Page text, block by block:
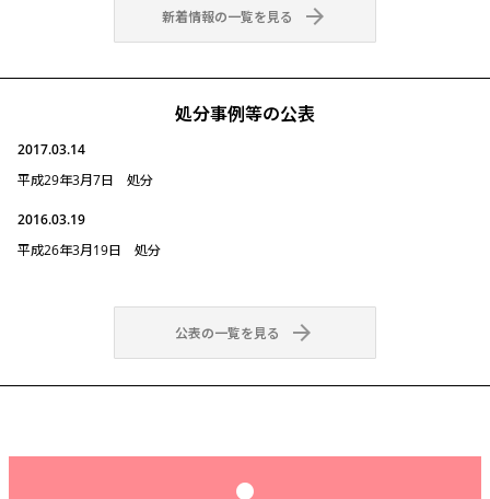
新着情報の一覧を見る 
処分事例等の公表
2017.03.14
平成29年3月7日 処分
2016.03.19
平成26年3月19日 処分
公表の一覧を見る 